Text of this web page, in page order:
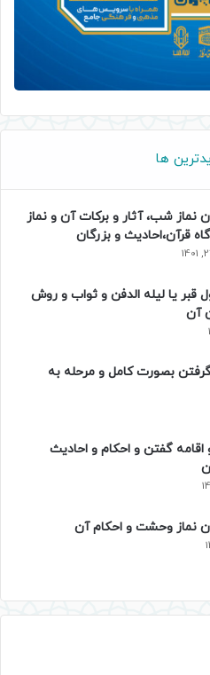
ها
نماز شب، آثار و برکات آن و نماز
قرآن،احادیث و بزرگان
قبر یا لیله الدفن و ثواب و روش
آن
بصورت کامل و مرحله به
اقامه گفتن و احکام و احادیث
نماز وحشت و احکام آن